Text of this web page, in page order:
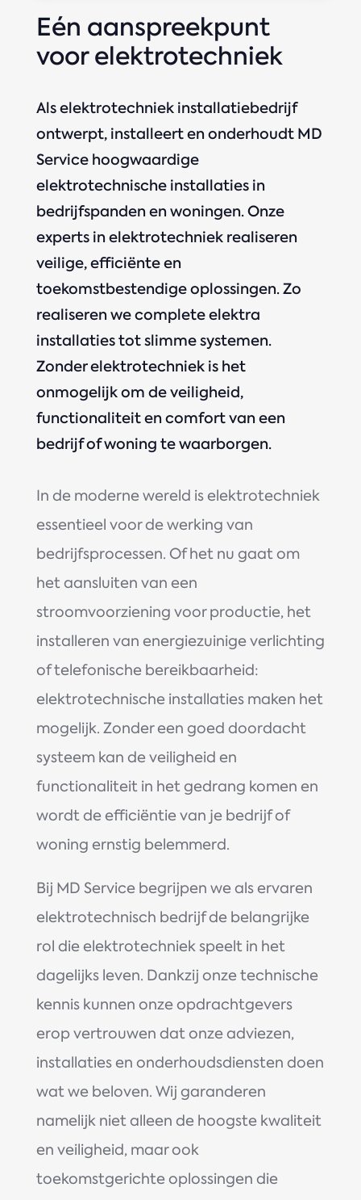
Eén aanspreekpunt
voor elektrotechniek
Als elektrotechniek installatiebedrijf
ontwerpt, installeert en onderhoudt MD
Service hoogwaardige
elektrotechnische installaties in
bedrijfspanden en woningen. Onze
experts in elektrotechniek realiseren
veilige, efficiënte en
toekomstbestendige oplossingen. Zo
realiseren we complete elektra
installaties tot slimme systemen.
Zonder elektrotechniek is het
onmogelijk om de veiligheid,
functionaliteit en comfort van een
bedrijf of woning te waarborgen.
In de moderne wereld is elektrotechniek
essentieel voor de werking van
bedrijfsprocessen. Of het nu gaat om
het aansluiten van een
stroomvoorziening voor productie, het
installeren van energiezuinige verlichting
of telefonische bereikbaarheid:
elektrotechnische installaties maken het
mogelijk. Zonder een goed doordacht
systeem kan de veiligheid en
functionaliteit in het gedrang komen en
wordt de efficiëntie van je bedrijf of
woning ernstig belemmerd.
Bij MD Service begrijpen we als ervaren
elektrotechnisch bedrijf de belangrijke
rol die elektrotechniek speelt in het
dagelijks leven. Dankzij onze technische
kennis kunnen onze opdrachtgevers
erop vertrouwen dat onze adviezen,
installaties en onderhoudsdiensten doen
wat we beloven. Wij garanderen
namelijk niet alleen de hoogste kwaliteit
en veiligheid, maar ook
toekomstgerichte oplossingen die